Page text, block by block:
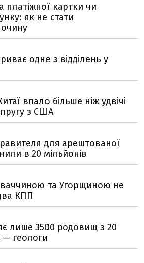
платіжної картки чи
як не стати
одне з відділень у
впало більше ніж удвічі
з США
для арештованої
в 20 мільйонів
та Угорщиною не
КПП
лише 3500 родовищ з 20
— геологи